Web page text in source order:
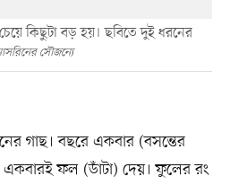
কিছুটা বড় হয়। ছবিতে দুই ধরনের
সৌজন্যে
গাছ। বছরে একবার (বসন্তের
ফল (ডাঁটা) দেয়। ফুলের রং